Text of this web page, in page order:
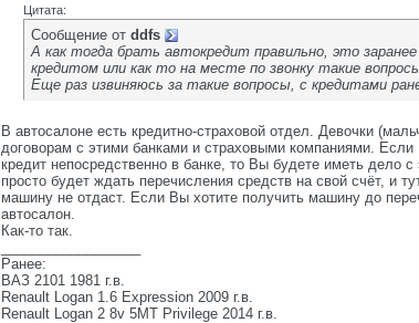
Цитата:
Сообщение от ddfs
А как тогда брать автокредит правильно, это
кредитом или как то на месте по звонку такие
Еще раз извиняюсь за такие вопросы, с кредитами
В автосалоне есть кредитно-страховой отдел. Девочки
договорам с этими банками и страховыми компаниями.
кредит непосредственно в банке, то Вы будете иметь дело
просто будет ждать перечисления средств на свой счёт, и
машину не отдаст. Если Вы хотите получить машину до
автосалон.
Как-то так.
Ранее:
ВАЗ 2101 1981 г.в.
Renault Logan 1.6 Expression 2009 г.в.
Renault Logan 2 8v 5МТ Privilege 2014 г.в.